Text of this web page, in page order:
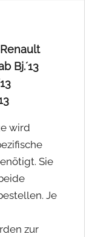
Bj.´13
wird
Sie
Je
zur